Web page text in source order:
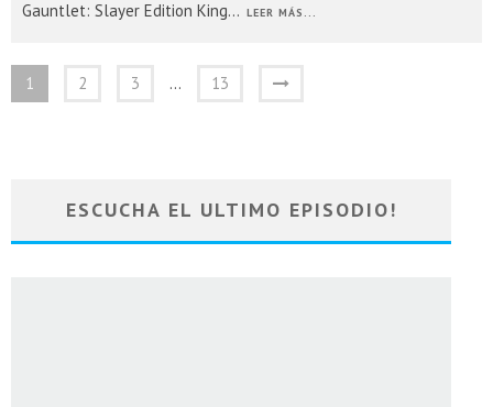
Gauntlet: Slayer Edition King... LEER MÁS...
1 2 3 … 13
ESCUCHA EL ULTIMO EPISODIO!